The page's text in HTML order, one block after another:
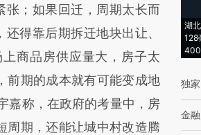
张；如果回迁，周期太长而
还得靠后期拆迁地块出让、
商品房供应量大，房子太
前期的成本就有可能变成地
嘉称，在政府的考量中，房
周期，还能让城中村改造腾
湖
128
独家
金融